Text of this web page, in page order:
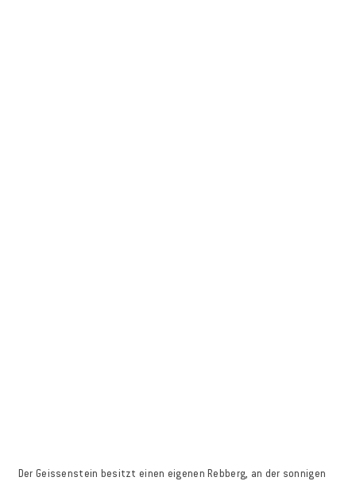
Der Geissenstein besitzt einen eigenen Rebberg, an der sonnigen